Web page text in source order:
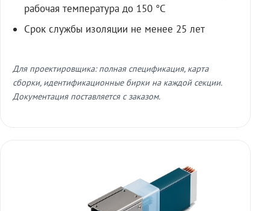
рабочая температура до 150 °C
Срок службы изоляции не менее 25 лет
Для проектировщика: полная спецификация, карта
сборки, идентификационные бирки на каждой секции.
Документация поставляется с заказом.